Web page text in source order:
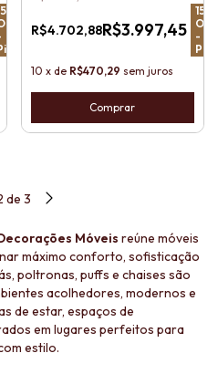
R$4.702,88R$3.997,45
15
OFF
-
Pix
10 x de R$470,29 sem juros
Comprar
de 3
Móveis reúne móveis
máximo conforto, sofisticação
poltronas, puffs e chaises são
acolhedores, modernos e
de estar, espaços de
em lugares perfeitos para
estilo.